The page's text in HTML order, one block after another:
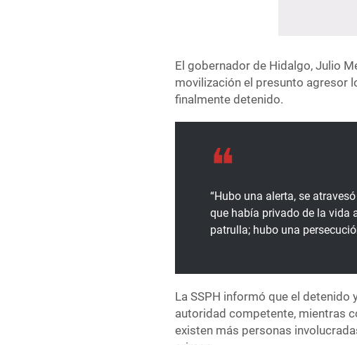
El gobernador de Hidalgo, Julio
movilización el presunto agresor
finalmente detenido.
“Hubo una alerta, se
que había privado de la vida
patrulla; hubo una
La SSPH informó que el
autoridad competente, mientras
existen más personas